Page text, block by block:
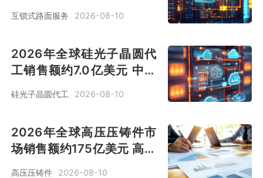
路面成为主流 助力城市“海
绵化”[图]
互锁式路面服务 2026-08-10
2026年全球硅光子晶圆代
工销售额约7.0亿美元 中国
本土产业链正在快速崛起
[图]
硅光子晶圆代工 2026-08-10
2026年全球高压压铸件市
场销售额约175亿美元 高真
空压铸成为“胜负手”[图]
高压压铸件 2026-08-10